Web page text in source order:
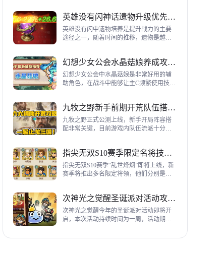
到三代打熊英雄选择建议，各位参考一
下。
英雄没有闪神话遗物升级优先级指南
英雄没有闪中遗物培养是提升战力的主要
途径之一，随着时间的推移，遗物是越来
神话遗物升级优先级建议。
幻想少女公会水晶菇娘养成攻略详解
幻想少女公会中水晶菇娘是非常好用的辅
助角色，在战斗中能够让主C频繁使用技
成全方位指南，大家来看看吧。
九牧之野新手前期开荒队伍搭配指南
九牧之野正式公测上线，新手开局阵容搭
配非常关键，目前游戏内队伍流派十分丰
前期开荒阵容搭配详细攻略。
指尖无双S10赛季限定名将技能一览
指尖无双S10赛季“乱世烽烟”即将上线，新
赛季将推出多名限定将领，他们分别是：
了解一下吧。
次神光之觉醒圣诞派对活动攻略指南
次神光之觉醒今年的圣诞派对活动即将开
启，本次活动持续时间为一周，活动期间
来提升活动等级领取对应奖励，下面为大